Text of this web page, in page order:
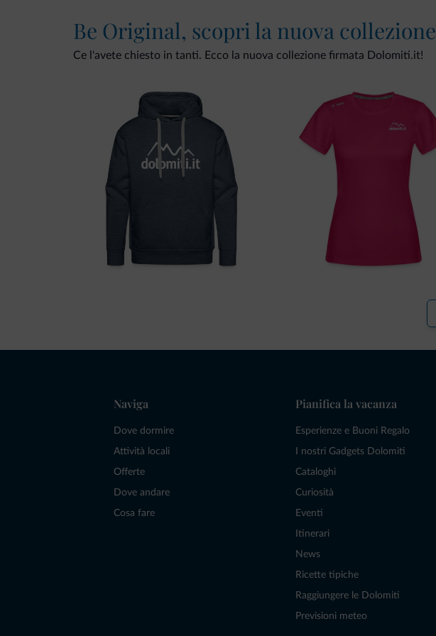
Be Original, scopri la nuova collezione
Ce l'avete chiesto in tanti. Ecco la nuova collezione firmata Dolomiti.it!
Naviga
Dove dormire
Attività locali
Offerte
Dove andare
Cosa fare
Pianifica la vacanza
Esperienze e Buoni Regalo
I nostri Gadgets Dolomiti
Cataloghi
Curiosità
Eventi
Itinerari
News
Ricette tipiche
Raggiungere le Dolomiti
Previsioni meteo